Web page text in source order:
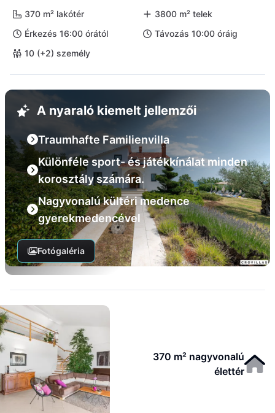
370 m² lakótér
3800 m² telek
Érkezés 16:00 órától
Távozás 10:00 óráig
10 (+2) személy
A nyaraló kiemelt jellemzői
Traumhafte Familienvilla
Különféle sport- és játékkínálat minden
korosztály számára.
Nagyvonalú kültéri medence
gyerekmedencével
Fotógaléria
370 m² nagyvonalú
élettér